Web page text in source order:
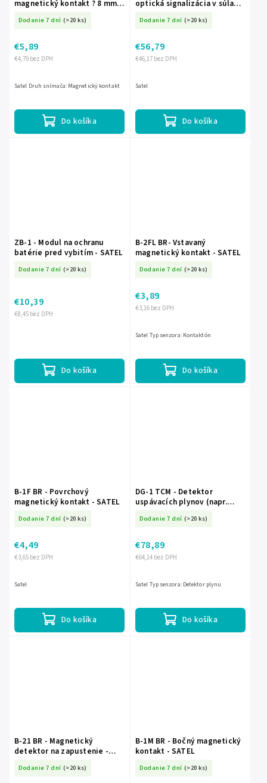
magnetický kontakt ? 8 mm,
Dodanie 7 dní (>20 ks)
€4,79 bez DPH
€5,89
Do košíka
Satel Druh snímača: Magnetický kontakt
optická signalizácia v súlade
Dodanie 7 dní (>20 ks)
€46,17 bez DPH
€56,79
Do košíka
Satel
ZB-1 - Modul na ochranu
batérie pred vybitím - SATEL
Dodanie 7 dní (>20 ks)
€8,45 bez DPH
€10,39
Do košíka
B-2FL BR- Vstavaný
magnetický kontakt - SATEL
Dodanie 7 dní (>20 ks)
€3,16 bez DPH
€3,89
Do košíka
Satel Typ senzora: Kontaktón
B-1F BR - Povrchový
magnetický kontakt - SATEL
Dodanie 7 dní (>20 ks)
€3,65 bez DPH
€4,49
Do košíka
Satel
DG-1 TCM - Detektor
uspávacích plynov (napr.
SATEL
Dodanie 7 dní (>20 ks)
€64,14 bez DPH
€78,89
Do košíka
Satel Typ senzora: Detektor plynu
B-21 BR - Magnetický
detektor na zapustenie -
Dodanie 7 dní (>20 ks)
B-1M BR - Bočný magnetický
kontakt - SATEL
Dodanie 7 dní (>20 ks)